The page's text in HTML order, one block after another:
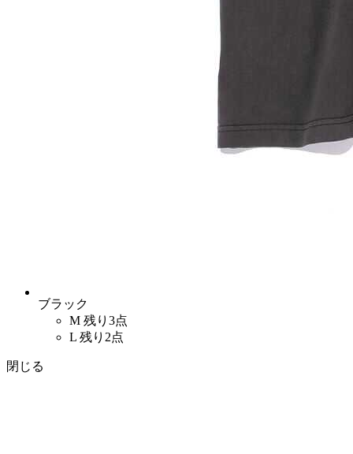
ブラック
M 残り3点
L 残り2点
閉じる